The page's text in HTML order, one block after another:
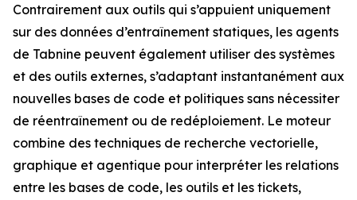
Contrairement aux outils qui s’appuient uniquement
sur des données d’entraînement statiques, les agents
de Tabnine peuvent également utiliser des systèmes
et des outils externes, s’adaptant instantanément aux
nouvelles bases de code et politiques sans nécessiter
de réentraînement ou de redéploiement. Le moteur
combine des techniques de recherche vectorielle,
graphique et agentique pour interpréter les relations
entre les bases de code, les outils et les tickets,